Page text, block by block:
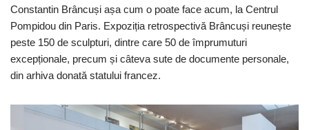
Constantin Brâncuși așa cum o poate face acum, la Centrul
Pompidou din Paris. Expoziția retrospectivă Brâncuși reunește
peste 150 de sculpturi, dintre care 50 de împrumuturi
excepționale, precum și câteva sute de documente personale,
din arhiva donată statului francez.